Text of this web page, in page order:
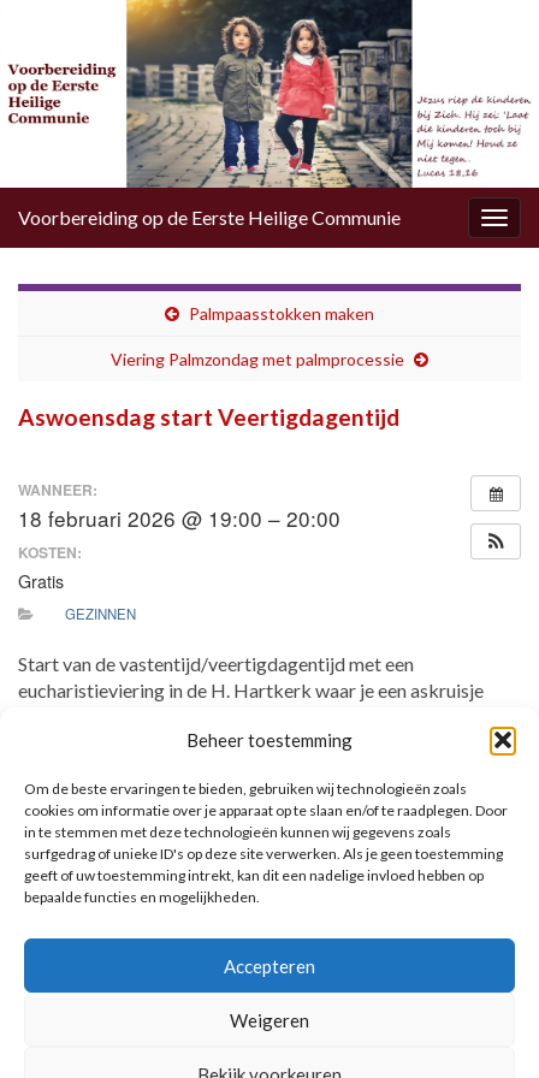
Beheer toestemming
Om de beste ervaringen te bieden, gebruiken wij technologieën zoals
cookies om informatie over je apparaat op te slaan en/of te raadplegen. Door
in te stemmen met deze technologieën kunnen wij gegevens zoals
surfgedrag of unieke ID's op deze site verwerken. Als je geen toestemming
geeft of uw toestemming intrekt, kan dit een nadelige invloed hebben op
bepaalde functies en mogelijkheden.
Accepteren
Weigeren
Voorbereiding op de Eerste Heilige Communie
Palmpaasstokken maken
Viering Palmzondag met palmprocessie
Aswoensdag start Veertigdagentijd
WANNEER:
18 februari 2026 @ 19:00 – 20:00
KOSTEN:
Gratis
GEZINNEN
Start van de vastentijd/veertigdagentijd met een
eucharistieviering in de H. Hartkerk waar je een askruisje
in de veertigdagentijd de eucharistie te komen vieren. We er
Pasen. Op zondagen is er kinderwoorddienst. Er is geen
speciale activiteit voor de communicanten.